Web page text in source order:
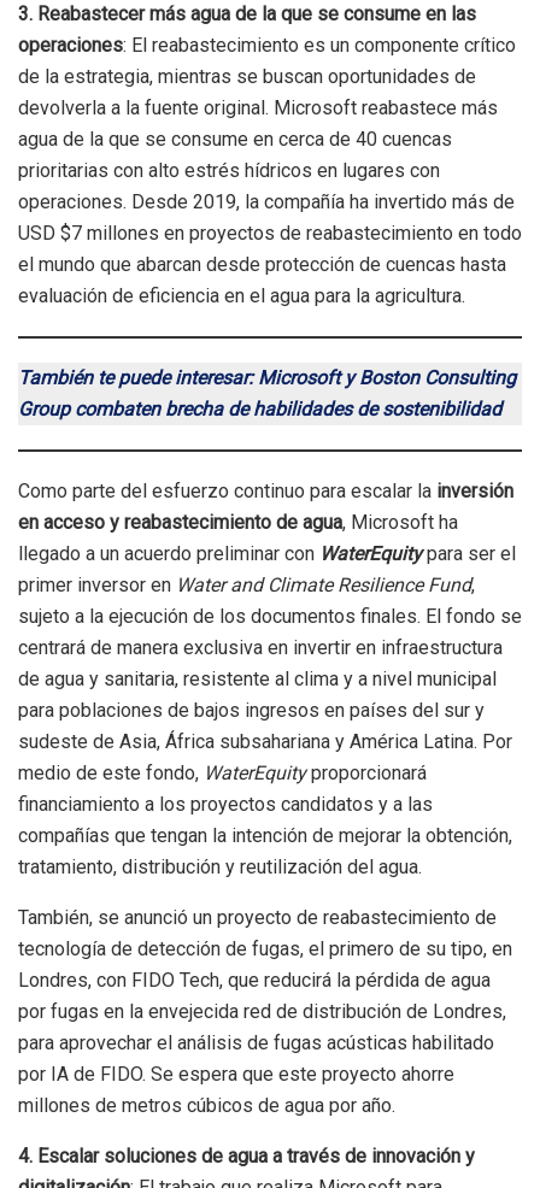
3. Reabastecer más agua de la que se consume en las
operaciones: El reabastecimiento es un componente crítico
de la estrategia, mientras se buscan oportunidades de
devolverla a la fuente original. Microsoft reabastece más
agua de la que se consume en cerca de 40 cuencas
prioritarias con alto estrés hídricos en lugares con
operaciones. Desde 2019, la compañía ha invertido más de
USD $7 millones en proyectos de reabastecimiento en todo
el mundo que abarcan desde protección de cuencas hasta
evaluación de eficiencia en el agua para la agricultura.
También te puede interesar: Microsoft y Boston Consulting
Group combaten brecha de habilidades de sostenibilidad
Como parte del esfuerzo continuo para escalar la inversión
en acceso y reabastecimiento de agua, Microsoft ha
llegado a un acuerdo preliminar con WaterEquitypara ser el
primer inversor en Water and Climate Resilience Fund,
sujeto a la ejecución de los documentos finales. El fondo se
centrará de manera exclusiva en invertir en infraestructura
de agua y sanitaria, resistente al clima y a nivel municipal
para poblaciones de bajos ingresos en países del sur y
sudeste de Asia, África subsahariana y América Latina. Por
medio de este fondo, WaterEquityproporcionará
financiamiento a los proyectos candidatos y a las
compañías que tengan la intención de mejorar la obtención,
tratamiento, distribución y reutilización del agua.
También, se anunció un proyecto de reabastecimiento de
tecnología de detección de fugas, el primero de su tipo, en
Londres, con FIDO Tech, que reducirá la pérdida de agua
por fugas en la envejecida red de distribución de Londres,
para aprovechar el análisis de fugas acústicas habilitado
por IA de FIDO. Se espera que este proyecto ahorre
millones de metros cúbicos de agua por año.
4. Escalar soluciones de agua a través de innovación y